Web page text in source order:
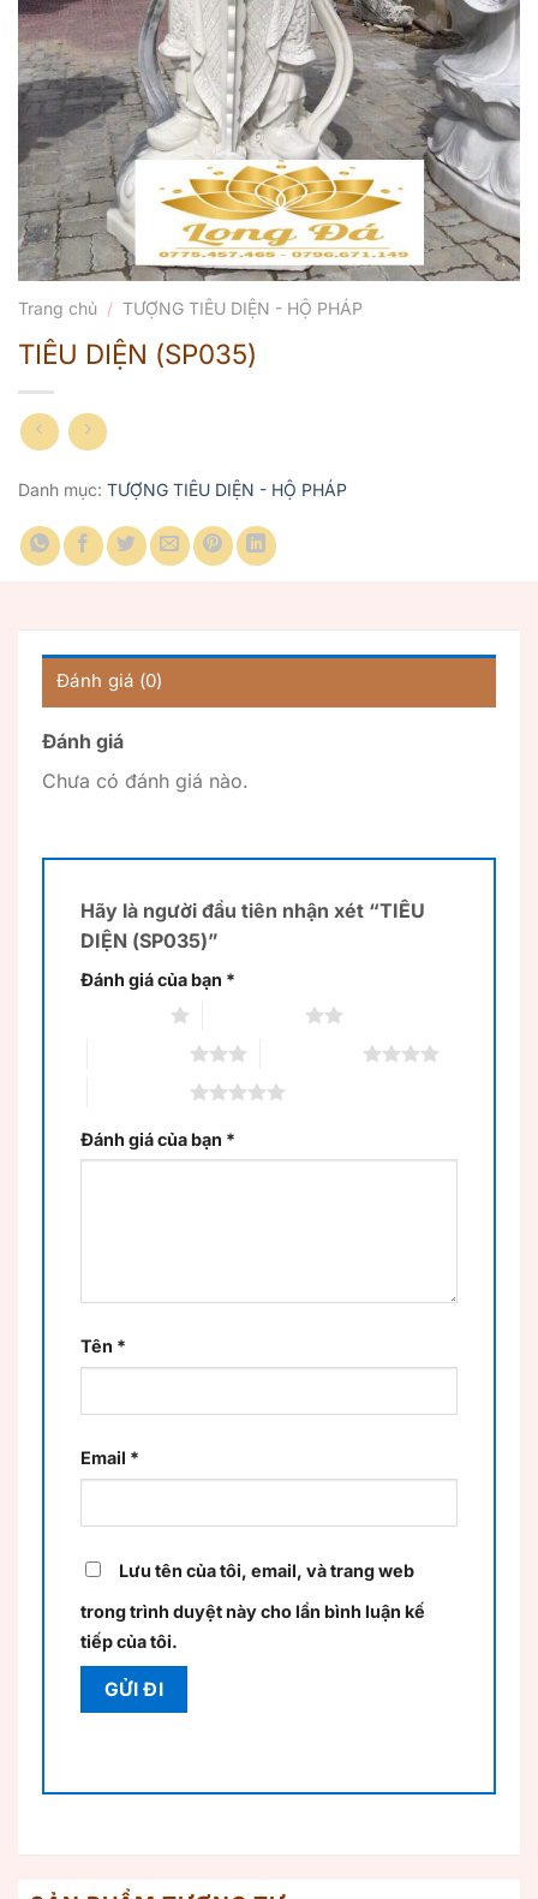
Trang chủ / TƯỢNG TIÊU DIỆN - HỘ PHÁP
TIÊU DIỆN (SP035)
Danh mục: TƯỢNG TIÊU DIỆN - HỘ PHÁP
Đánh giá (0)
Đánh giá
Chưa có đánh giá nào.
Hãy là người đầu tiên nhận xét “TIÊU
DIỆN (SP035)”
Đánh giá của bạn *
Đánh giá của bạn *
Tên *
Email *
Lưu tên của tôi, email, và trang web
trong trình duyệt này cho lần bình luận kế
tiếp của tôi.